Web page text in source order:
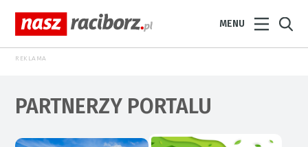
MENU
REKLAMA
PARTNERZY PORTALU